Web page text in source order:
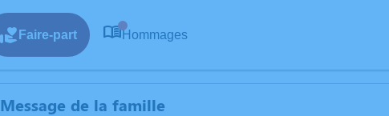
Faire-part Hommages
Message de la famille